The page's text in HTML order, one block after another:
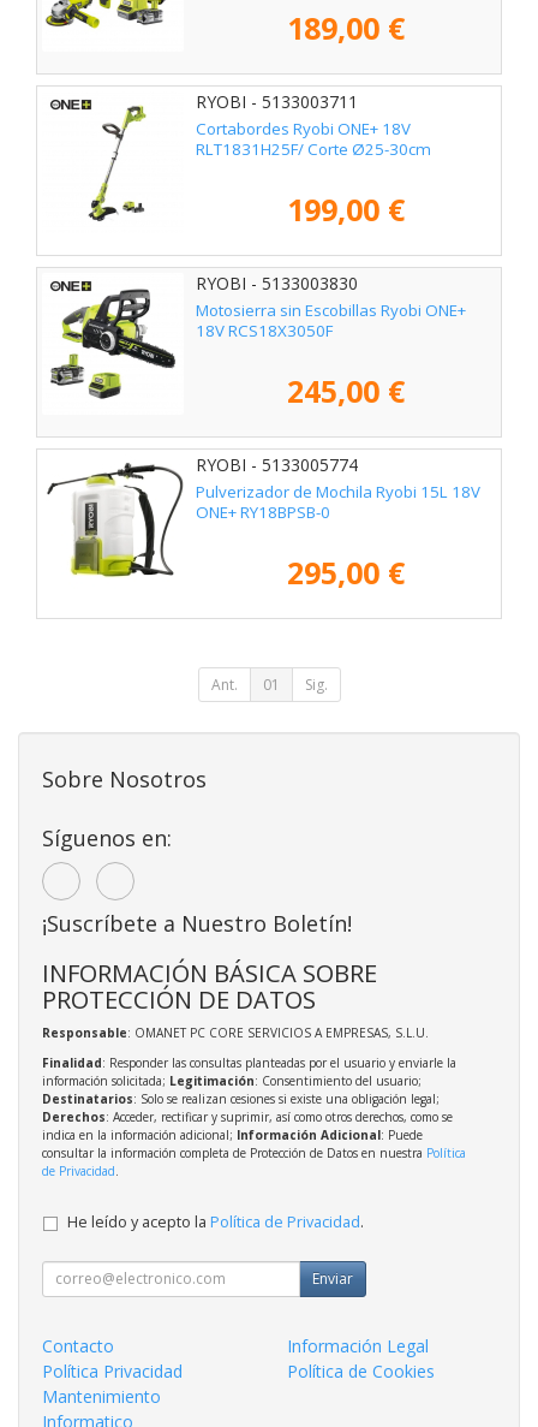
189,00 €
RYOBI - 5133003711
Cortabordes Ryobi ONE+ 18V
RLT1831H25F/ Corte Ø25-30cm
199,00 €
RYOBI - 5133003830
Motosierra sin Escobillas Ryobi ONE+
18V RCS18X3050F
245,00 €
RYOBI - 5133005774
Pulverizador de Mochila Ryobi 15L 18V
ONE+ RY18BPSB-0
295,00 €
Ant. 01 Sig.
Sobre Nosotros
Síguenos en:
¡Suscríbete a Nuestro Boletín!
INFORMACIÓN BÁSICA SOBRE
PROTECCIÓN DE DATOS
Responsable: OMANET PC CORE SERVICIOS A EMPRESAS, S.L.U.
Finalidad: Responder las consultas planteadas por el usuario y enviarle la
información solicitada; Legitimación: Consentimiento del usuario;
Destinatarios: Solo se realizan cesiones si existe una obligación legal;
Derechos: Acceder, rectificar y suprimir, así como otros derechos, como se
indica en la información adicional; Información Adicional: Puede
consultar la información completa de Protección de Datos en nuestra Política
de Privacidad.
He leído y acepto la Política de Privacidad.
Enviar
Contacto
Información Legal
Política Privacidad
Política de Cookies
Mantenimiento
Informatico